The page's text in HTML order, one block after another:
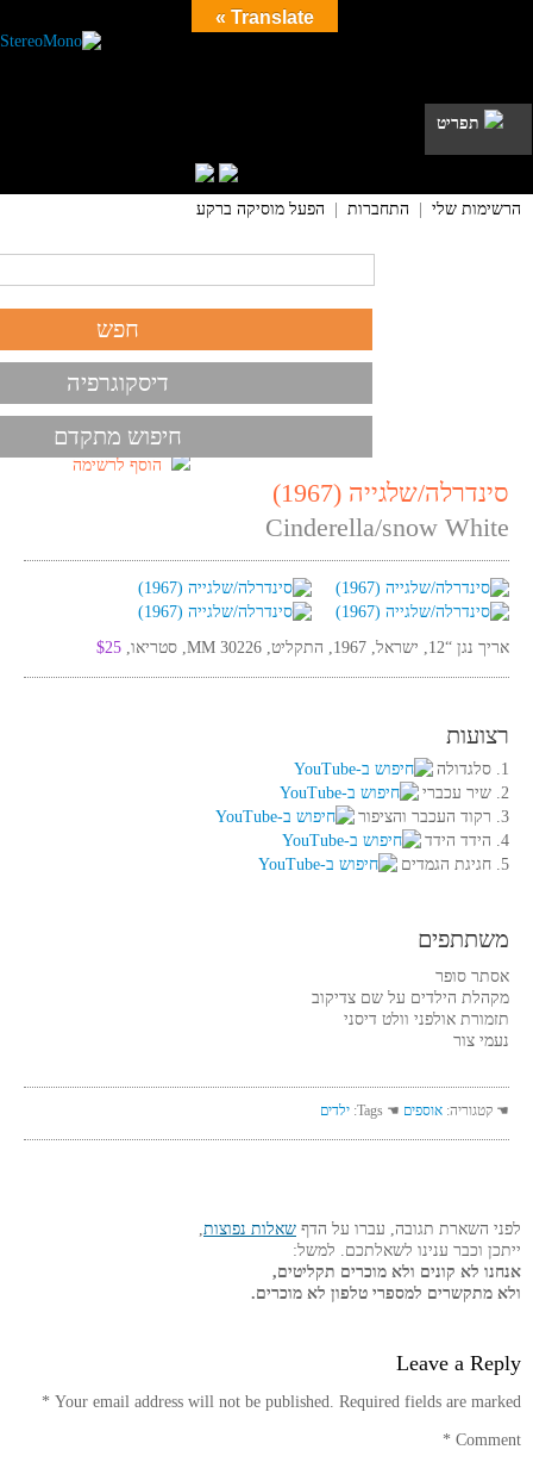
תפריט
הרשימות שלי התחברות הפעל מוסיקה ברקע
דיסקוגרפיה
חיפוש מתקדם
הוסף לרשימה
סינדרלה/שלגייה (1967)
Cinderella/snow White
אריך נגן “12, ישראל, 1967, התקליט, MM 30226, סטריאו, $25
רצועות
1. סלגדולה
2. שיר עכברי
3. רקוד העכבר והציפור
4. הידד הידד
5. חגיגת הגמדים
משתתפים
אסתר סופר
מקהלת הילדים על שם צדיקוב
תזמורת אולפני וולט דיסני
נעמי צור
☚ קטגוריה: אוספים ☚ Tags: ילדים
לפני השארת תגובה, עברו על הדף שאלות נפוצות,
ייתכן וכבר ענינו לשאלתכם. למשל:
אנחנו לא קונים ולא מוכרים תקליטים,
ולא מתקשרים למספרי טלפון לא מוכרים.
Leave a Reply
Your email address will not be published. Required fields are marked
*
Comment
*
Translate »